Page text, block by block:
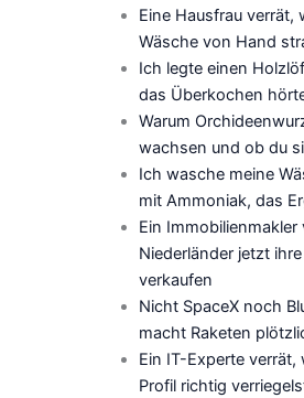
Eine Hausfrau verrät,
Wäsche von Hand
Ich legte einen
das Überkochen
Warum
wachsen und ob du
Ich wasche meine
mit Ammoniak, das
Ein
Niederländer jetzt
verkaufen
Nicht SpaceX noch
macht Raketen
Ein IT-Experte
Profil richtig